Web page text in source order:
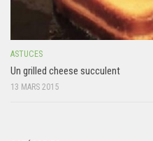
ASTUCES
Un grilled cheese succulent
13 MARS 2015